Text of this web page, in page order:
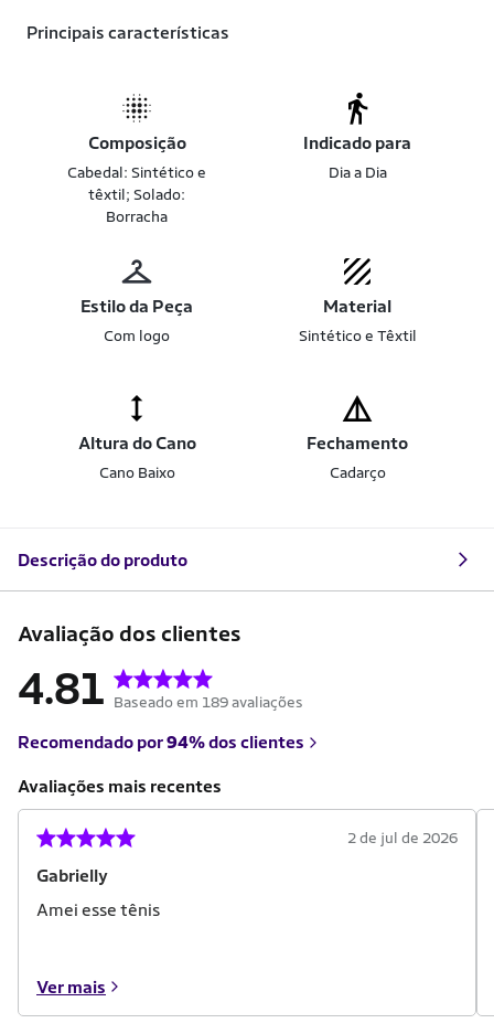
Principais características
Composição
Cabedal: Sintético e
têxtil; Solado:
Borracha
Indicado para
Dia a Dia
Estilo da Peça
Com logo
Material
Sintético e Têxtil
Altura do Cano
Cano Baixo
Fechamento
Cadarço
Descrição do produto
Avaliação dos clientes
4.81 Baseado em 189 avaliações
Recomendado por94%dos clientes
Avaliações mais recentes
Gabrielly
2 de jul de 2026
Amei esse tênis
Ver mais